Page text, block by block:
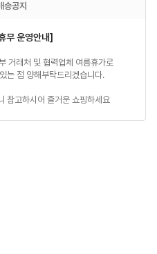
송공지
무 운영안내]
거래처 및 협력업체 여름휴가로
는 점 양해부탁드리겠습니다.
참고하시어 즐거운 쇼핑하세요